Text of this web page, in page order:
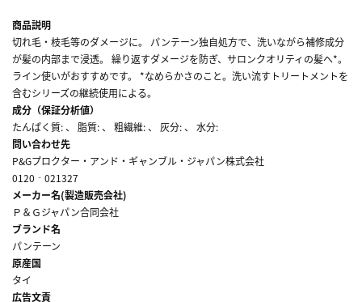
商品説明
切れ毛・枝毛等のダメージに。 パンテーン独自処方で、洗いながら補修成分
が髪の内部まで浸透。 繰り返すダメージを防ぎ、サロンクオリティの髪へ*。
ライン使いがおすすめです。 *なめらかさのこと。洗い流すトリートメントを
含むシリーズの継続使用による。
成分（保証分析値）
たんぱく質: 、 脂質: 、 粗繊維: 、 灰分: 、 水分:
問い合わせ先
P&Gプロクター・アンド・ギャンブル・ジャパン株式会社
0120‐021327
メーカー名(製造販売会社)
Ｐ＆Ｇジャパン合同会社
ブランド名
パンテーン
原産国
タイ
広告文責